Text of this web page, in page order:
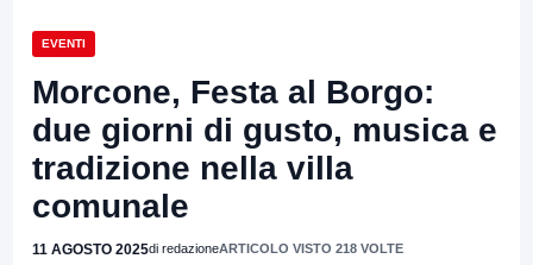
EVENTI
Morcone, Festa al Borgo:
due giorni di gusto, musica e
tradizione nella villa
comunale
11 AGOSTO 2025di redazioneARTICOLO VISTO 218 VOLTE